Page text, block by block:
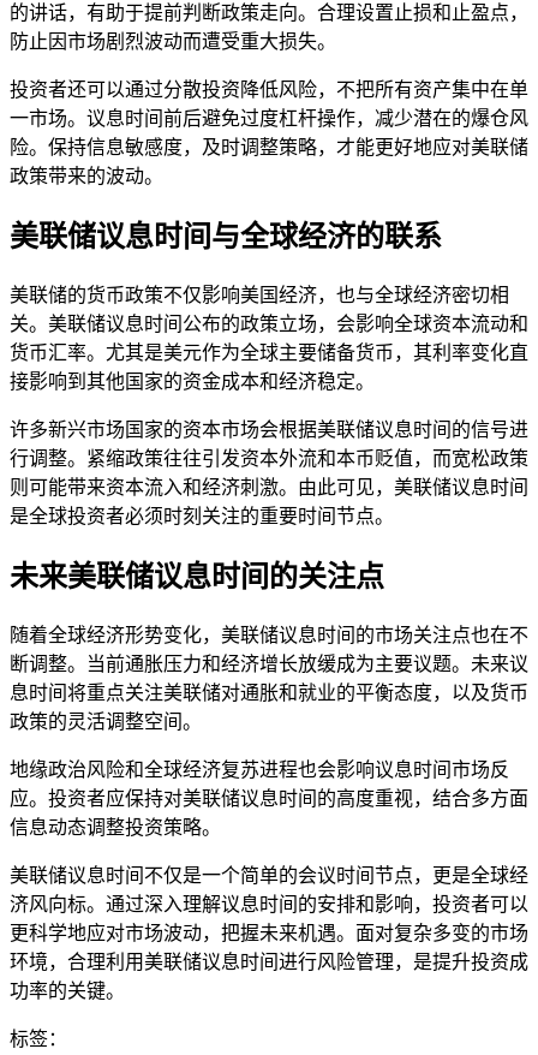
的讲话，有助于提前判断政策走向。合理设置止损和止盈点，
防止因市场剧烈波动而遭受重大损失。
投资者还可以通过分散投资降低风险，不把所有资产集中在单
一市场。议息时间前后避免过度杠杆操作，减少潜在的爆仓风
险。保持信息敏感度，及时调整策略，才能更好地应对美联储
政策带来的波动。
美联储议息时间与全球经济的联系
美联储的货币政策不仅影响美国经济，也与全球经济密切相
关。美联储议息时间公布的政策立场，会影响全球资本流动和
货币汇率。尤其是美元作为全球主要储备货币，其利率变化直
接影响到其他国家的资金成本和经济稳定。
许多新兴市场国家的资本市场会根据美联储议息时间的信号进
行调整。紧缩政策往往引发资本外流和本币贬值，而宽松政策
则可能带来资本流入和经济刺激。由此可见，美联储议息时间
是全球投资者必须时刻关注的重要时间节点。
未来美联储议息时间的关注点
随着全球经济形势变化，美联储议息时间的市场关注点也在不
断调整。当前通胀压力和经济增长放缓成为主要议题。未来议
息时间将重点关注美联储对通胀和就业的平衡态度，以及货币
政策的灵活调整空间。
地缘政治风险和全球经济复苏进程也会影响议息时间市场反
应。投资者应保持对美联储议息时间的高度重视，结合多方面
信息动态调整投资策略。
美联储议息时间不仅是一个简单的会议时间节点，更是全球经
济风向标。通过深入理解议息时间的安排和影响，投资者可以
更科学地应对市场波动，把握未来机遇。面对复杂多变的市场
环境，合理利用美联储议息时间进行风险管理，是提升投资成
功率的关键。
标签：